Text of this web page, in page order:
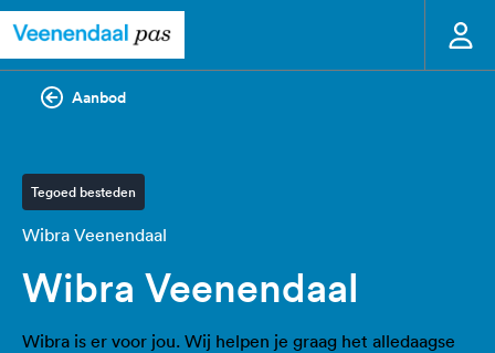
Aanbod
Tegoed besteden
Wibra Veenendaal
Wibra Veenendaal
Wibra is er voor jou. Wij helpen je graag het alledaagse